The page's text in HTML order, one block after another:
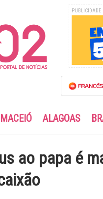
PUBLICIDADE
MACEIÓ ALAGOAS
ao papa é